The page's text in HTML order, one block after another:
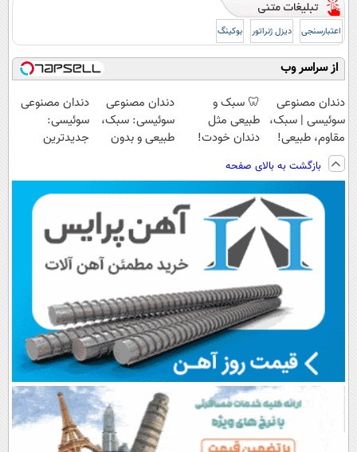
اعتبارسنجی دیزل ژنراتور بوکینگ
از سراسر وب
دندان مصنوعی
سوئیسی | سبک،
مقاوم، طبیعی!
ویزیت
رایگان+پرداخت
اقساطی😍
🦷 سبک و
طبیعی مثل
دندان خودت!
پرداخت اقساطی
💳 📍 تهران
دندان مصنوعی
سوئیسی: سبک،
طبیعی و بدون
دندان مصنوعی
سوئیسی:
جدیدترین
پرداخت قسطی
بازگشت به بالای صفحه